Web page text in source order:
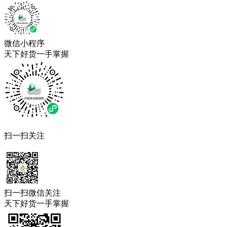
微信小程序
天下好货一手掌握
扫一扫关注
扫一扫微信关注
天下好货一手掌握